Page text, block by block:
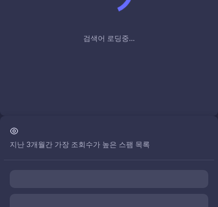
검색어 로딩중...
지난 3개월간 가장 조회수가 높은 스팸 목록